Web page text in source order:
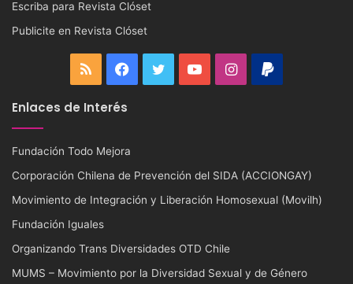
Escriba para Revista Clóset
Publicite en Revista Clóset
RSS Facebook
TwitterYouTubeInstagram
PayPal
Enlaces de Interés
Fundación Todo Mejora
Corporación Chilena de Prevención del SIDA (ACCIONGAY)
Movimiento de Integración y Liberación Homosexual (Movilh)
Fundación Iguales
Organizando Trans Diversidades OTD Chile
MUMS – Movimiento por la Diversidad Sexual y de Género